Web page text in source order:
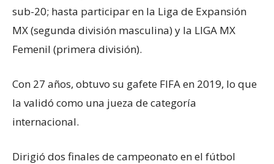
sub-20; hasta participar en la Liga de Expansión
MX (segunda división masculina) y la LIGA MX
Femenil (primera división).
Con 27 años, obtuvo su gafete FIFA en 2019, lo que
la validó como una jueza de categoría
internacional.
Dirigió dos finales de campeonato en el fútbol